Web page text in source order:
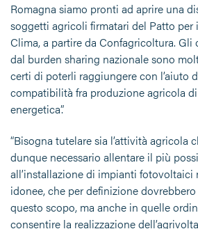
Romagna siamo pronti ad aprire una
soggetti agricoli firmatari del Patto per
Clima, a partire da Confagricoltura.
dal burden sharing nazionale sono
certi di poterli raggiungere con l’aiuto
compatibilità fra produzione agricola
energetica”.
“Bisogna tutelare sia l’attività agricola
dunque necessario allentare il più
all’installazione di impianti fotovoltaici
idonee, che per definizione
questo scopo, ma anche in quelle
consentire la realizzazione